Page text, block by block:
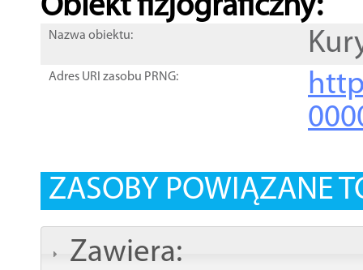
Obiekt fizjograficzny:
Nazwa obiektu:
Adres URI zasobu PRNG:
ZASOBY POWIĄZANE
Zawiera: